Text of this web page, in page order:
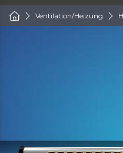
Ventilation/Heizung